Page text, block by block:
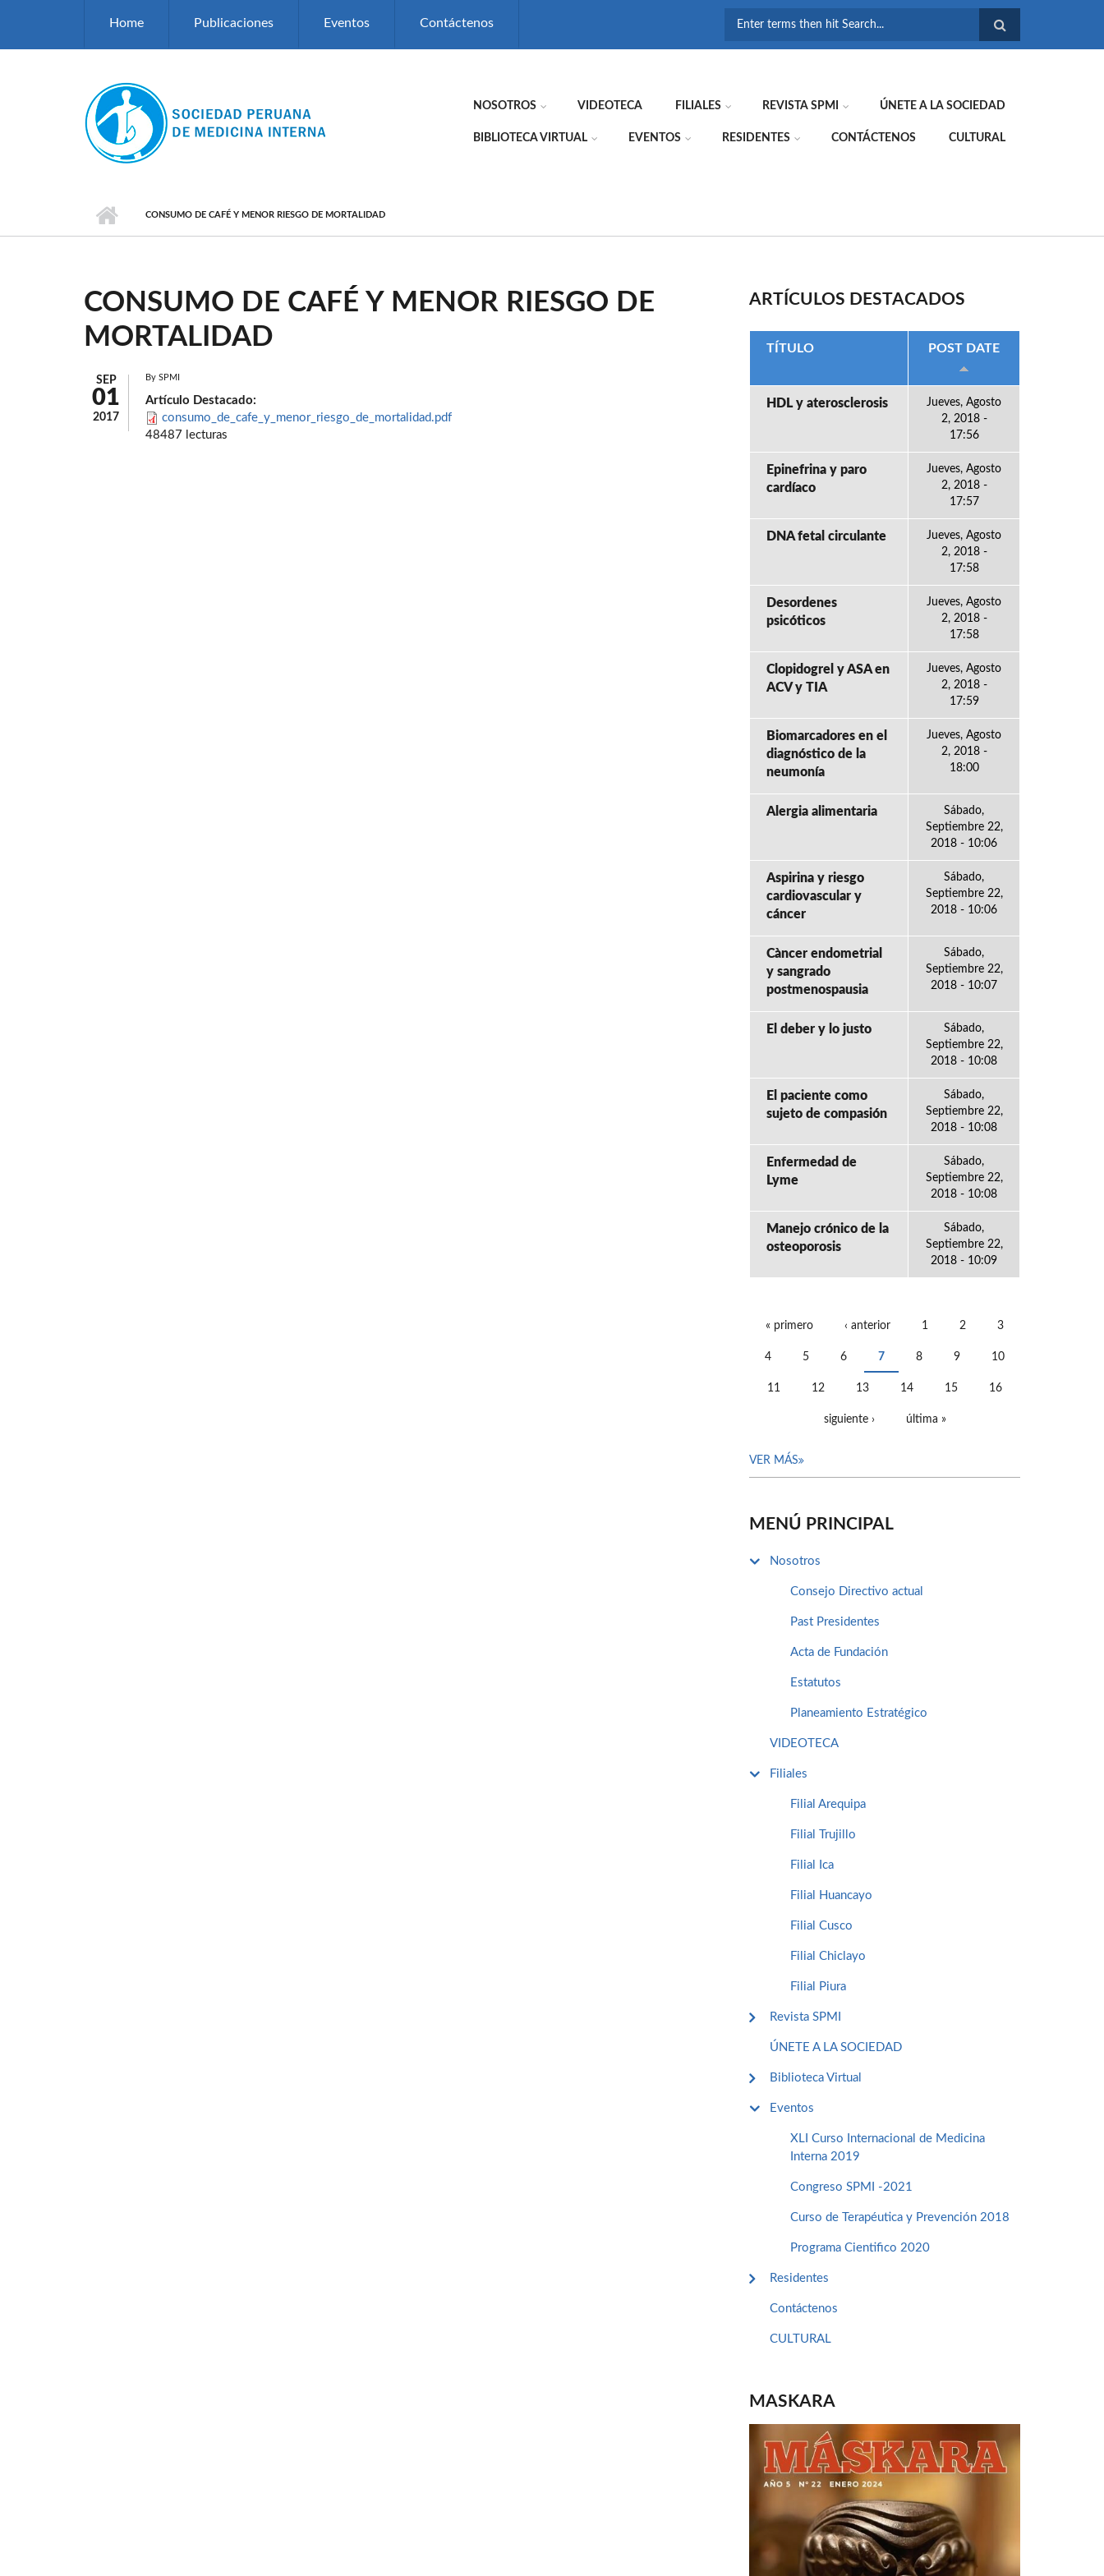
Home Publicaciones Eventos Contáctenos
NOSOTROS VIDEOTECA FILIALES REVISTA SPMI ÚNETE A LA SOCIEDAD
BIBLIOTECA VIRTUAL EVENTOS RESIDENTES CONTÁCTENOS CULTURAL
CONSUMO DE CAFÉ Y MENOR RIESGO DE MORTALIDAD
CONSUMO DE CAFÉ Y MENOR RIESGO DE
MORTALIDAD
SEP
01
2017
By SPMI
Artículo Destacado:
consumo_de_cafe_y_menor_riesgo_de_mortalidad.pdf
48487 lecturas
ARTÍCULOS DESTACADOS
TÍTULO POST DATE
HDL y aterosclerosis
Jueves, Agosto
2, 2018 -
17:56
Epinefrina y paro
cardíaco
Jueves, Agosto
2, 2018 -
17:57
DNA fetal circulante
Jueves, Agosto
2, 2018 -
17:58
Desordenes
psicóticos
Jueves, Agosto
2, 2018 -
17:58
Clopidogrel y ASA en
ACV y TIA
Jueves, Agosto
2, 2018 -
17:59
Biomarcadores en el
diagnóstico de la
neumonía
Jueves, Agosto
2, 2018 -
18:00
Alergia alimentaria
Sábado,
Septiembre 22,
2018 - 10:06
Aspirina y riesgo
cardiovascular y
cáncer
Sábado,
Septiembre 22,
2018 - 10:06
Càncer endometrial
y sangrado
postmenospausia
Sábado,
Septiembre 22,
2018 - 10:07
El deber y lo justo
Sábado,
Septiembre 22,
2018 - 10:08
El paciente como
sujeto de compasión
Sábado,
Septiembre 22,
2018 - 10:08
Enfermedad de
Lyme
Sábado,
Septiembre 22,
2018 - 10:08
Manejo crónico de la
osteoporosis
Sábado,
Septiembre 22,
2018 - 10:09
« primero ‹ anterior 1 2 3
4 5 6 7 8 9 10
11 12 13 14 15 16
siguiente › última »
VER MÁS
MENÚ PRINCIPAL
Nosotros
Consejo Directivo actual
Past Presidentes
Acta de Fundación
Estatutos
Planeamiento Estratégico
VIDEOTECA
Filiales
Filial Arequipa
Filial Trujillo
Filial Ica
Filial Huancayo
Filial Cusco
Filial Chiclayo
Filial Piura
Revista SPMI
ÚNETE A LA SOCIEDAD
Biblioteca Virtual
Eventos
XLI Curso Internacional de Medicina
Interna 2019
Congreso SPMI -2021
Curso de Terapéutica y Prevención 2018
Programa Cientifico 2020
Residentes
Contáctenos
CULTURAL
MASKARA